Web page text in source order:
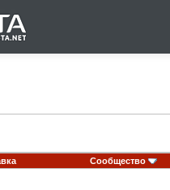
Сообщество